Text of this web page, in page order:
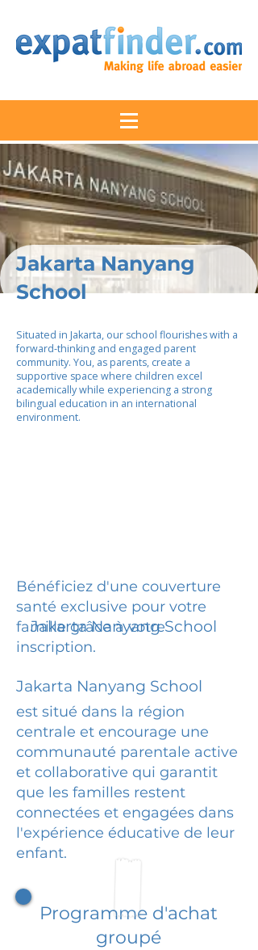
Jakarta Nanyang
School
Situated in Jakarta, our school flourishes with a
forward-thinking and engaged parent
community. You, as parents, create a
supportive space where children excel
academically while experiencing a strong
bilingual education in an international
environment.
Bénéficiez d'une couverture
santé exclusive pour votre
famille grâce à votre
inscription.
Jakarta Nanyang School
Jakarta Nanyang School
est situé dans la région
centrale et encourage une
communauté parentale active
et collaborative qui garantit
que les familles restent
connectées et engagées dans
l'expérience éducative de leur
enfant.
Programme d'achat
groupé